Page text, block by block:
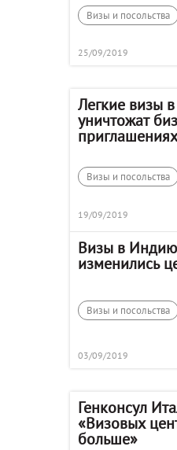
Визы и посольства
25/09/2019
Легкие визы
уничтожат
приглашениях
Визы и посольства
19/09/2019
Визы в
изменились
Визы и посольства
03/09/2019
Генконсул
«Визовых
больше»